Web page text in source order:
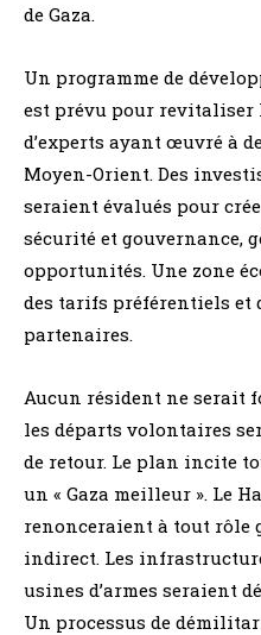
de Gaza.
Un programme de
est prévu pour
d’experts ayant œuvré à
Moyen-Orient. Des
seraient évalués pour
sécurité et gouvernance,
opportunités. Une zone
des tarifs préférentiels et
partenaires.
Aucun résident ne serait
les départs volontaires
de retour. Le plan incite
un « Gaza meilleur ». Le
renonceraient à tout rôle
indirect. Les
usines d’armes seraient
Un processus de